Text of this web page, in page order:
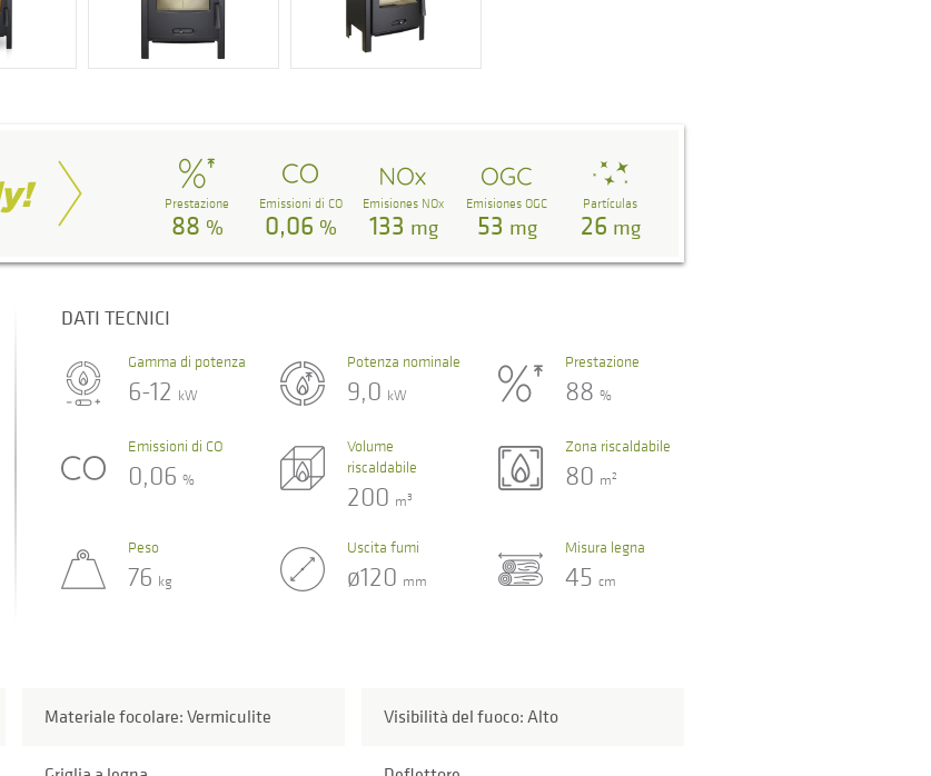
Prestazione
88 %
Emissioni di CO
0,06 %
Emisiones NOx
133 mg
Emisiones OGC
53 mg
Partículas
26 mg
DATI TECNICI
Gamma di potenza
6-12 kW
Potenza nominale
9,0 kW
Prestazione
88%
Emissioni di CO
0,06 %
Volume
riscaldabile
200 m3
Zona riscaldabile
80 m2
Peso
76 kg
Uscita fumi
ø120 mm
Misura legna
45cm
Materiale focolare: Vermiculite Visibilità del fuoco: Alto